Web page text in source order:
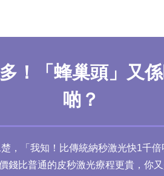
！「蜂巢頭」又
啲？
，「我知！比傳統納秒激光快1千
錢比普通的皮秒激光療程更貴，你